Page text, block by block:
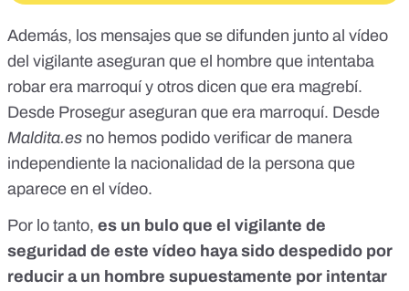
Además, los mensajes que se difunden junto al vídeo
del vigilante aseguran que el hombre que intentaba
robar era marroquíy otros dicen que era magrebí.
Desde Prosegur aseguran que era marroquí. Desde
Maldita.es no hemos podido verificar de manera
independiente la nacionalidad de la persona que
aparece en el vídeo.
Por lo tanto, es un bulo que el vigilante de
seguridad de este vídeo haya sido despedido por
reducir a un hombre supuestamente por intentar